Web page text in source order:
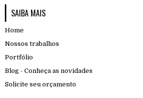
SAIBA MAIS
Home
Nossos trabalhos
Portfólio
Blog - Conheça as novidades
Solicite seu orçamento